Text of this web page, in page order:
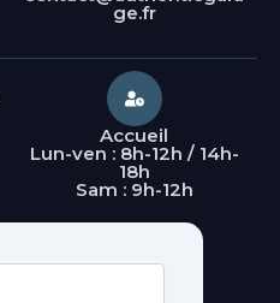
ge.fr
Accueil
Lun-ven : 8h-12h / 14h-
18h
Sam : 9h-12h